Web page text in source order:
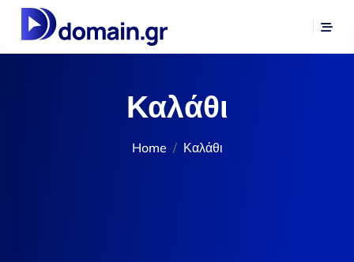
Καλάθι
Home Καλάθι